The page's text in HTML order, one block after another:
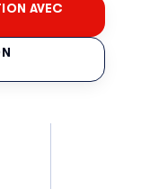
AVEC